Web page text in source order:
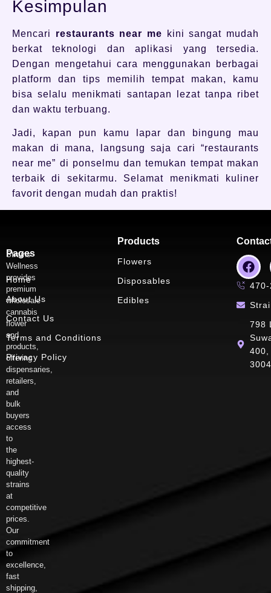
Kesimpulan
Mencari restaurants near me kini sangat mudah
berkat teknologi dan aplikasi yang tersedia.
Dengan mengetahui cara menggunakan berbagai
platform dan tips memilih tempat makan, kamu
bisa selalu menikmati santapan lezat tanpa ribet
dan waktu terbuang.
Jadi, kapan pun kamu lapar dan bingung mau
makan di mana, langsung saja cari “restaurants
near me” di ponselmu dan temukan tempat makan
terbaik di sekitarmu. Selamat menikmati kuliner
favorit dengan mudah dan praktis!
Strains
Wellness
provides
premium
wholesale
cannabis
flower
and
products,
offering
dispensaries,
retailers,
and
bulk
buyers
access
to
the
highest-
quality
strains
at
competitive
prices.
Our
commitment
to
excellence,
fast
shipping,
Pages
Home
About Us
Contact Us
Terms and Conditions
Privacy Policy
Products
Flowers
Disposables
Edibles
798